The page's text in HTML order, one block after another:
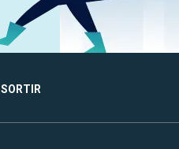
SORTIR